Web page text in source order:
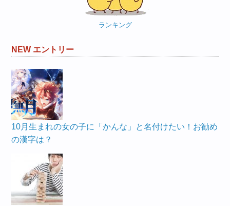
ランキング
NEW エントリー
10月生まれの女の子に「かんな」と名付けたい！お勧め
の漢字は？